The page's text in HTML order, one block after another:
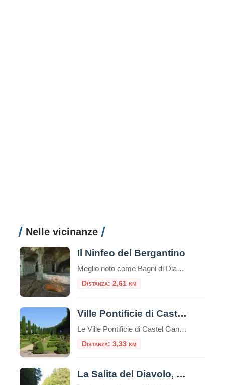
Nelle vicinanze
Il Ninfeo del Bergantino
Meglio noto come Bagni di Diana, il Ninfeo Bergantino si trova sulla riva occidentale del Lago Albano, circa a metà strada tra il Ninfeo Dorico e l'Emissario del lago. Seguendo la riva occidentale del lago di Albano, dopo circa due chilometri in senso a
Distanza: 2,61 km
Ville Pontificie di Castel Gandolfo
Le Ville Pontificie di Castel Gandolfo sono un insieme di palazzi e giardini appartenenti al Vaticano; estese per circa 55 ettari, più della Città del Vaticano nel centro di Roma che è solo 44 ettari. È una delle più grandi aree extraterritoriali della Santa Sede in Italia. Comprende il Palazzo Papale e tre ville storiche: […]
Distanza: 3,33 km
La Salita del Diavolo, la strada antigravitazionale